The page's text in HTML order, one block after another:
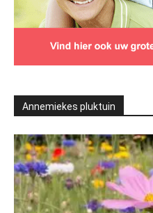
Annemiekes pluktuin